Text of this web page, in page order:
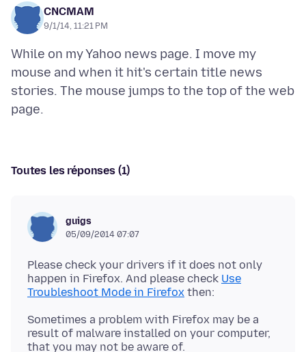
CNCMAM
9/1/14, 11:21 PM
While on my Yahoo news page. I move my
mouse and when it hit's certain title news
stories. The mouse jumps to the top of the web
Toutes les réponses (1)
guigs
05/09/2014 07:07
Please check your drivers if it does not only
happen in Firefox. And please check Use
Troubleshoot Mode in Firefox
Sometimes a problem with Firefox may be a
result of malware installed on your computer,